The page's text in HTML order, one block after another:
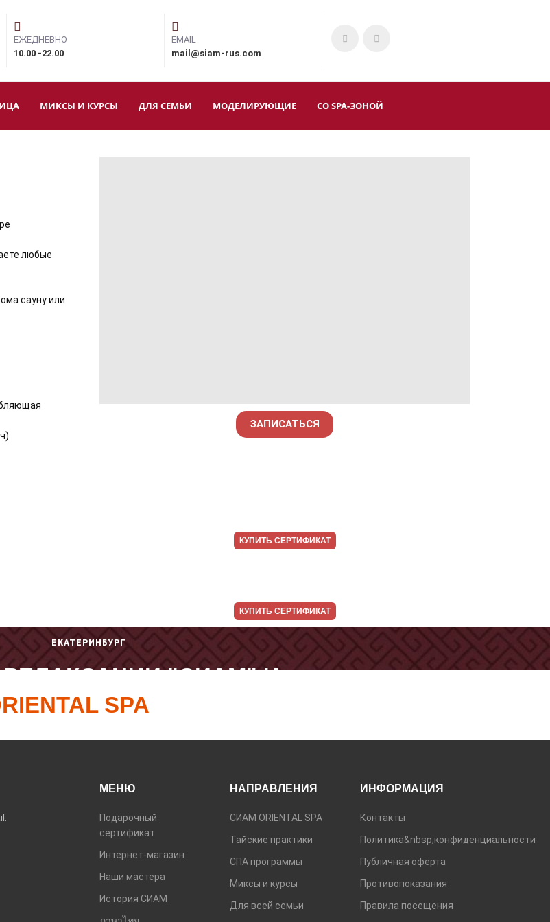
ЕЖЕДНЕВНО
10.00 -22.00
EMAIL
mail@siam-rus.com
МИКСЫ И КУРСЫ ДЛЯ СЕМЬИ МОДЕЛИРУЮЩИЕ СО SPA-ЗОНОЙ
любые
сауну или
ЗАПИСАТЬСЯ
КУПИТЬ СЕРТИФИКАТ
КУПИТЬ СЕРТИФИКАТ
ЕКАТЕРИНБУРГ
"СИАМ" И
SPA
МЕНЮ
Подарочный
сертификат
Интернет-магазин
Наши мастера
История СИАМ
НАПРАВЛЕНИЯ
СИАМ ORIENTAL SPA
Тайские практики
СПА программы
Миксы и курсы
Для всей семьи
ИНФОРМАЦИЯ
Контакты
Политика&nbsp;конфиденциальности
Публичная оферта
Противопоказания
Правила посещения